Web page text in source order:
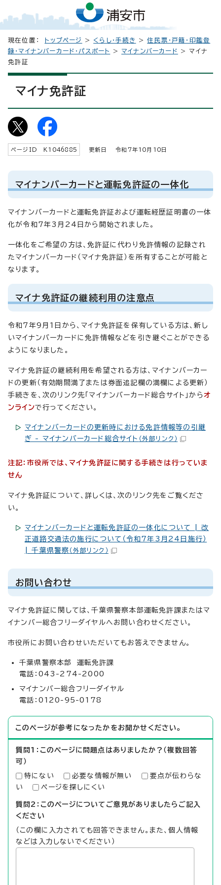
現在位置： トップページ > くらし・手続き >住民票・戸籍・印鑑登
録・マイナンバーカード・パスポート
>マイナンバーカード
> マイナ
免許証
マイナ免許証
ページID K 1046885 更新日 令和7年10 月 10 日
マイナンバーカードと運転免許証の一体化
マイナンバーカードと運転免許証および運転経歴証明書の一体
化が令和7年3月24日から開始されました。
一体化をご希望の方は、免許証に代わり免許情報の記録され
たマイナンバーカード（マイナ免許証）を所有することが可能と
なります。
マイナ免許証の継続利用の注意点
令和7年9月1日から、マイナ免許証を保有している方は、新し
いマイナンバーカードに免許情報などを引き継ぐことができる
ようになりました。
マイナ免許証の継続利用を希望される方は、マイナンバーカー
ドの更新（有効期間満了または券面追記欄の満欄による更新）
手続きを、次のリンク先「マイナンバーカード総合サイト」から オ
ンラインで行ってください。
マイナンバーカードの更新時における免許情報等の引継
ぎ - マイナンバーカード総合サイト （外部リンク）
注記：市役所では、マイナ免許証に関する手続きは行っていま
せん
マイナ免許証について、詳しくは、次のリンク先をご覧くださ
い。
マイナンバーカードと運転免許証の一体化について | 改
正道路交通法の施行について（令和7年3月24日施行）
| 千葉県警察 （外部リンク）
お問い合わせ
マイナ免許証に関しては、千葉県警察本部運転免許課またはマ
イナンバー総合フリーダイヤルへお問い合わせください。
市役所にお問い合わせいただいてもお答えできません。
千葉県警察本部 運転免許課
電話：043-274-2000
マイナンバー総合フリーダイヤル
電話：0120-95-0178
このページが参考になったかをお聞かせください。
質問1：このページに問題点はありましたか？（複数回答
可）
特にない 必要な情報が無い
要点が伝わらな
い
ページを探しにくい
質問2：このページについてご意見がありましたらご記入
ください
（この欄に入力されても回答できません。また、個人情報
などは入力しないでください）